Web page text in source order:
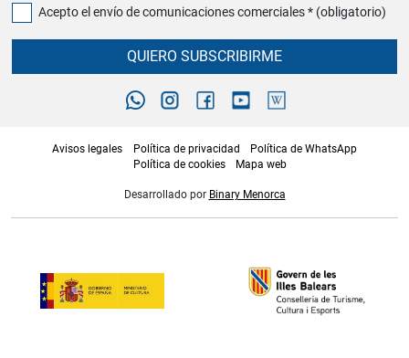
Acepto el envío de comunicaciones comerciales * (obligatorio)
QUIERO SUBSCRIBIRME
Avisos legales Política de privacidad
Política de WhatsApp
Política de cookies
Mapa web
Desarrollado por Binary Menorca